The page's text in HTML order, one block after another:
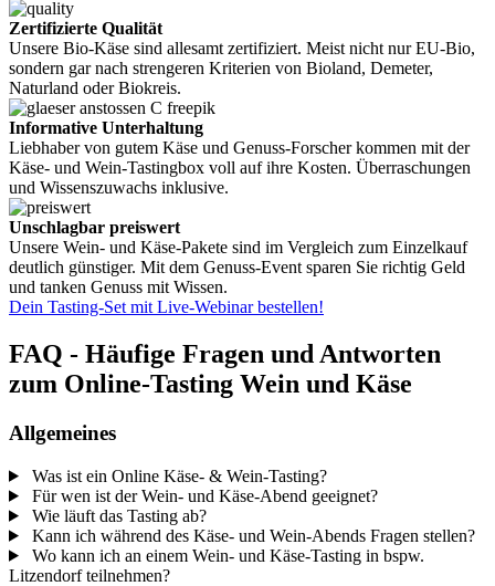
Zertifizierte Qualität
Unsere Bio-Käse sind allesamt zertifiziert. Meist nicht nur EU-Bio,
sondern gar nach strengeren Kriterien von Bioland, Demeter,
Naturland oder Biokreis.
Informative Unterhaltung
Liebhaber von gutem Käse und Genuss-Forscher kommen mit der
Käse- und Wein-Tastingbox voll auf ihre Kosten. Überraschungen
und Wissenszuwachs inklusive.
Unschlagbar preiswert
Unsere Wein- und Käse-Pakete sind im Vergleich zum Einzelkauf
deutlich günstiger. Mit dem Genuss-Event sparen Sie richtig Geld
und tanken Genuss mit Wissen.
Dein Tasting-Set mit Live-Webinar bestellen!
FAQ - Häufige Fragen und Antworten
zum Online-Tasting Wein und Käse
Allgemeines
Was ist ein Online Käse- & Wein-Tasting?
Für wen ist der Wein- und Käse-Abend geeignet?
Wie läuft das Tasting ab?
Kann ich während des Käse- und Wein-Abends Fragen stellen?
Wo kann ich an einem Wein- und Käse-Tasting in bspw.
Litzendorf teilnehmen?